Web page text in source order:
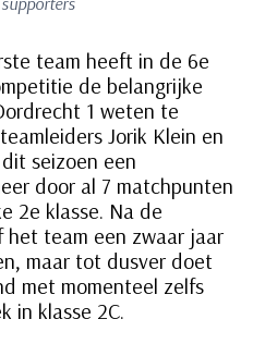
team heeft in de 6e
de belangrijke
1 weten te
Jorik Klein en
seizoen een
door al 7 matchpunten
2e klasse. Na de
het team een zwaar jaar
maar tot dusver doet
met momenteel zelfs
in klasse 2C.